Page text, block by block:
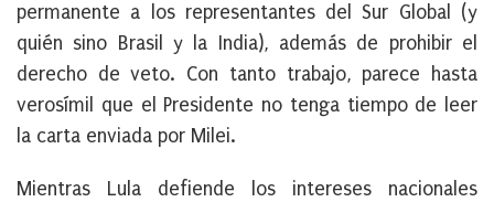
permanente a los representantes del Sur Global (y
quién sino Brasil y la India), además de prohibir el
derecho de veto. Con tanto trabajo, parece hasta
verosímil que el Presidente no tenga tiempo de leer
la carta enviada por Milei.
Mientras Lula defiende los intereses nacionales